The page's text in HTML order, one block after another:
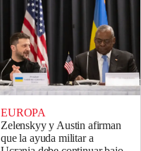
EUROPA
Zelenskyy y Austin afirman
que la ayuda militar a